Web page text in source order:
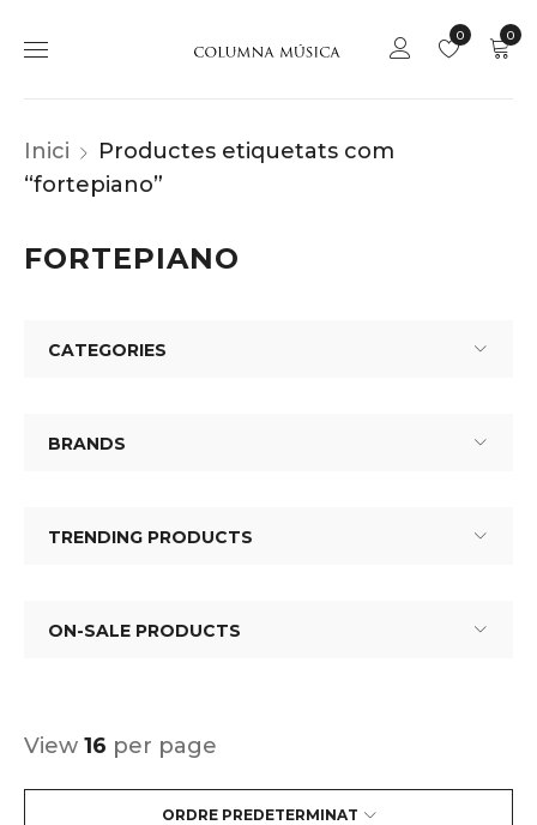
0
0
Inici
Productes etiquetats com
“fortepiano”
FORTEPIANO
CATEGORIES
BRANDS
TRENDING PRODUCTS
ON-SALE PRODUCTS
ORDRE PREDETERMINAT
View 16 per page